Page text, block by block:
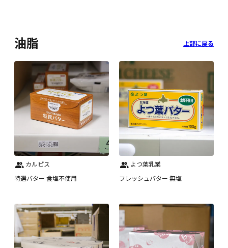
油脂 上部に戻る
カルピス
特選バター 食塩不使用
よつ葉乳業
フレッシュバター 無塩